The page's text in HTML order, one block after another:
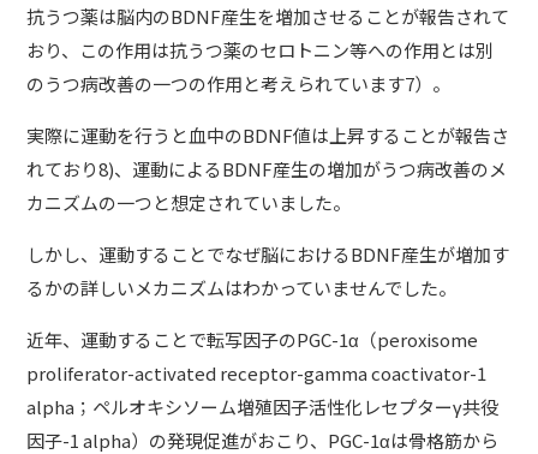
抗うつ薬は脳内のBDNF産生を増加させることが報告されて
おり、この作用は抗うつ薬のセロトニン等への作用とは別
のうつ病改善の一つの作用と考えられています7）。
実際に運動を行うと血中のBDNF値は上昇することが報告さ
れており8)、運動によるBDNF産生の増加がうつ病改善のメ
カニズムの一つと想定されていました。
しかし、運動することでなぜ脳におけるBDNF産生が増加す
るかの詳しいメカニズムはわかっていませんでした。
近年、運動することで転写因子のPGC-1α（peroxisome
proliferator-activated receptor-gamma coactivator-1
alpha；ペルオキシソーム増殖因子活性化レセプターγ共役
因子-1 alpha）の発現促進がおこり、PGC-1αは骨格筋から